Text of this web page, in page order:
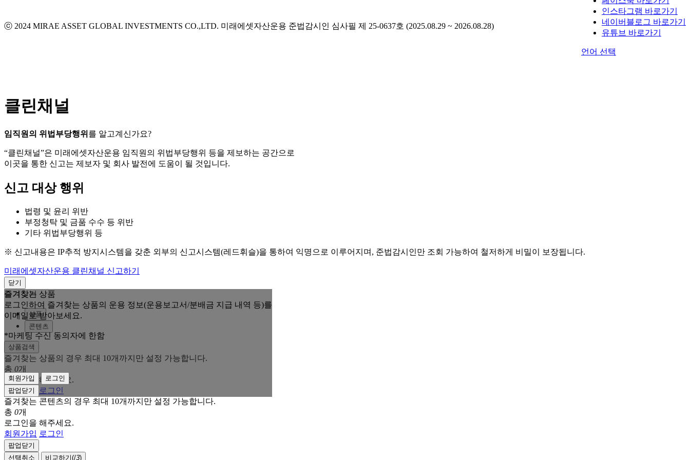
ⓒ 2024 MIRAE ASSET GLOBAL INVESTMENTS CO.,LTD. 미래에셋자산운용 준법감시인 심사필 제 25-0637호 (2025.08.29 ~ 2026.08.28)
인스타그램 바로가기
네이버블로그 바로가기
유튜브 바로가기
언어 선택
클린채널
임직원의 위법부당행위 를 알고계신가요?
“클린채널”은 미래에셋자산운용 임직원의 위법부당행위 등을 제보하는 공간으로
이곳을 통한 신고는 제보자 및 회사 발전에 도움이 될 것입니다.
신고 대상 행위
법령 및 윤리 위반
부정청탁 및 금품 수수 등 위반
기타 위법부당행위 등
※ 신고내용은 IP추적 방지시스템을 갖춘 외부의 신고시스템(레드휘슬)을 통하여 익명으로 이루어지며, 준법감시인만 조회 가능하여 철저하게 비밀이 보장됩니다.
미래에셋자산운용 클린채널 신고하기
닫기
즐겨찾는 상품
로그인하여 즐겨찾는 상품의 운용 정보(운용보고서/분배금 지급 내역 등)를
이메일로 받아보세요.
*마케팅 수신 동의자에 한함
회원가입
로그인
팝업닫기
즐겨찾기
상품
콘텐츠
상품검색
즐겨찾는 상품의 경우 최대 10개까지만 설정 가능합니다.
총 0개
로그인을 해주세요.
회원가입
로그인
즐겨찾는 콘텐츠의 경우 최대 10개까지만 설정 가능합니다.
총 0개
로그인을 해주세요.
회원가입 로그인
팝업닫기
선택취소
비교하기(/3)